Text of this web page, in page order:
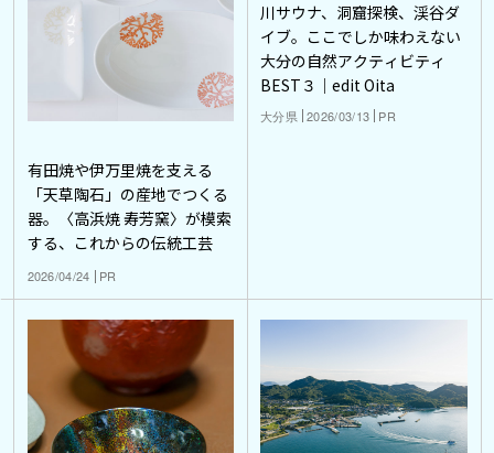
有田焼や伊万里焼を支える
「天草陶石」の産地でつくる
器。〈高浜焼 寿芳窯〉が模索
する、これからの伝統工芸
2026/04/24 PR
川サウナ、洞窟探検、渓谷ダ
イブ。ここでしか味わえない
大分の自然アクティビティ
BEST３｜edit Oita
大分県 2026/03/13 PR